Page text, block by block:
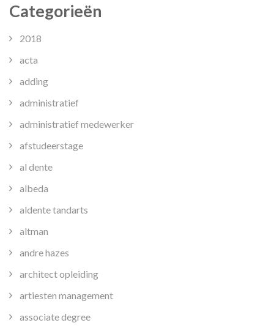
Categorieën
2018
acta
adding
administratief
administratief medewerker
afstudeerstage
al dente
albeda
aldente tandarts
altman
andre hazes
architect opleiding
artiesten management
associate degree